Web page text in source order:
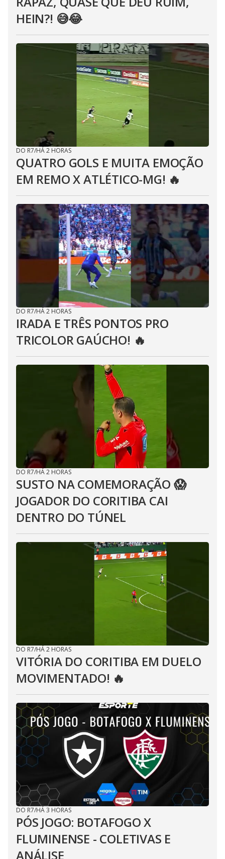
HEIN?! 😅😂⁣
DO R7/HÁ 2 HORAS
QUATRO GOLS E MUITA EMOÇÃO
EM REMO X ATLÉTICO-MG! 🔥
DO R7/HÁ 2 HORAS
IRADA E TRÊS PONTOS PRO
TRICOLOR GAÚCHO! 🔥
DO R7/HÁ 2 HORAS
SUSTO NA COMEMORAÇÃO 😱
JOGADOR DO CORITIBA CAI
DENTRO DO TÚNEL
DO R7/HÁ 2 HORAS
VITÓRIA DO CORITIBA EM DUELO
MOVIMENTADO! 🔥
DO R7/HÁ 3 HORAS
PÓS JOGO: BOTAFOGO X
FLUMINENSE - COLETIVAS E
ANÁLISE